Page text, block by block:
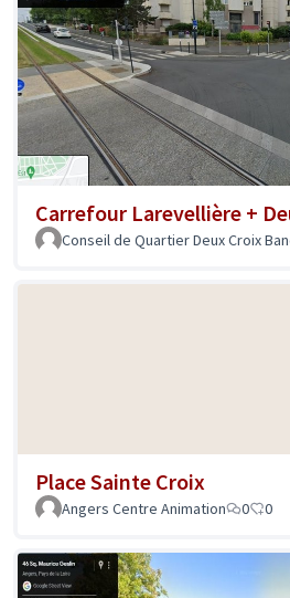
Carrefour Larevellière +
Conseil de Quartier Deux Croix
Place Sainte Croix
Angers Centre Animation 0 0